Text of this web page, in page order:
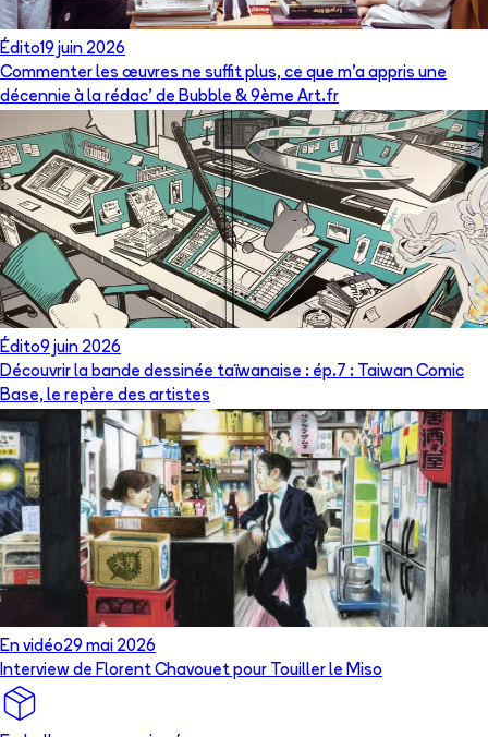
Édito19 juin 2026
Commenter les œuvres ne suffit plus, ce que m’a appris une
décennie à la rédac’ de Bubble & 9ème Art.fr
Édito9 juin 2026
Découvrir la bande dessinée taïwanaise : ép.7 : Taiwan Comic
Base, le repère des artistes
En vidéo29 mai 2026
Interview de Florent Chavouet pour Touiller le Miso